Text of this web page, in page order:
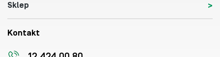
Sklep
Kontakt